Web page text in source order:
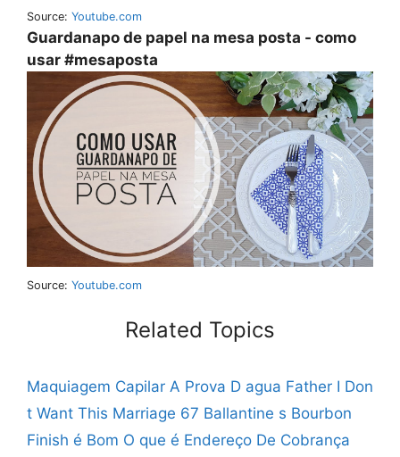
Source: Youtube.com
Guardanapo de papel na mesa posta - como
usar #mesaposta
Source: Youtube.com
Related Topics
Maquiagem Capilar A Prova D agua Father I Don
t Want This Marriage 67 Ballantine s Bourbon
Finish é Bom O que é Endereço De Cobrança